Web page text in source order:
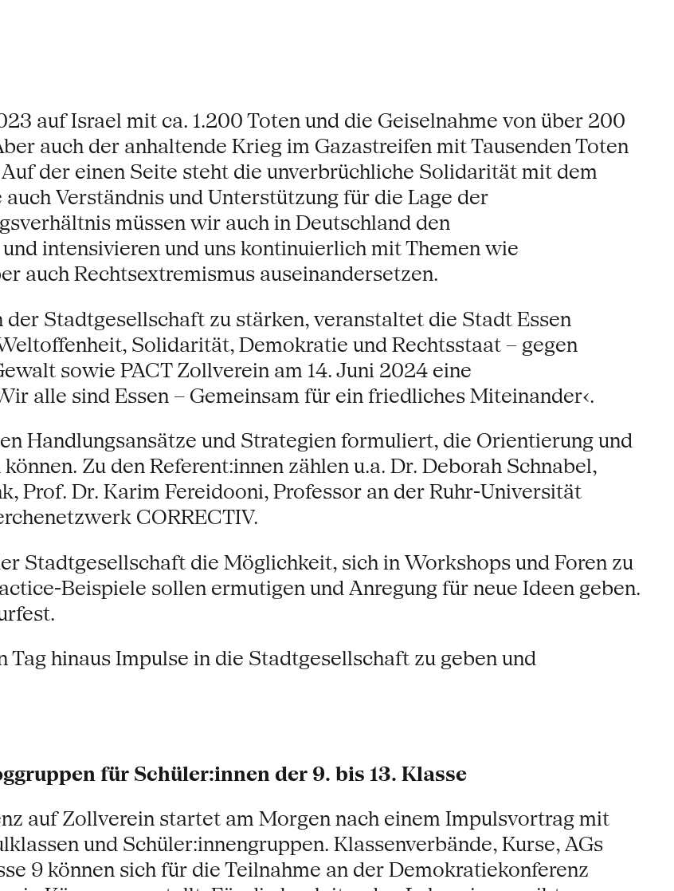
auf Israel mit ca. 1.200 Toten und die Geiselnahme von über 200
auch der anhaltende Krieg im Gazastreifen mit Tausenden Toten
der einen Seite steht die unverbrüchliche Solidarität mit dem
Verständnis und Unterstützung für die Lage der
müssen wir auch in Deutschland den
intensivieren und uns kontinuierlich mit Themen wie
auch Rechtsextremismus auseinandersetzen.
Stadtgesellschaft zu stärken, veranstaltet die Stadt Essen
Solidarität, Demokratie und Rechtsstaat – gegen
sowie PACT Zollverein am 14. Juni 2024 eine
alle sind Essen – Gemeinsam für ein friedliches Miteinander‹.
Handlungsansätze und Strategien formuliert, die Orientierung und
Zu den Referent:innen zählen u.a. Dr. Deborah Schnabel,
Prof. Dr. Karim Fereidooni, Professor an der Ruhr-Universität
CORRECTIV.
Stadtgesellschaft die Möglichkeit, sich in Workshops und Foren zu
Beispiele sollen ermutigen und Anregung für neue Ideen geben.
hinaus Impulse in die Stadtgesellschaft zu geben und
für Schüler:innen der 9. bis 13. Klasse
auf Zollverein startet am Morgen nach einem Impulsvortrag mit
und Schüler:innengruppen. Klassenverbände, Kurse, AGs
9 können sich für die Teilnahme an der Demokratiekonferenz